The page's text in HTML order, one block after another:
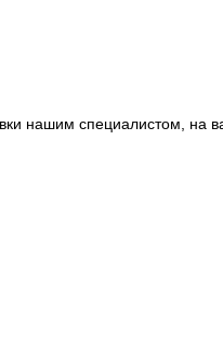
нашим специалистом, на